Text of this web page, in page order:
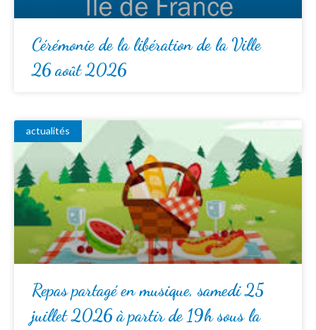
Cérémonie de la libération de la Ville
26 août 2026
actualités
Repas partagé en musique, samedi 25
juillet 2026 à partir de 19h sous la